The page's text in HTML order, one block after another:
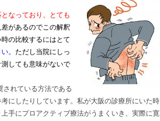
なっており、とても
があるのでこの解釈
の比較するにはとて
。 ただし当院にしっ
しても意味がないで
れている方法である
にしたりしています。私が大阪の診療所にいた時
手にプロアクティブ療法がうまくいき、実際に寛